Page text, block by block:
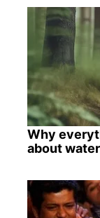
Why
about